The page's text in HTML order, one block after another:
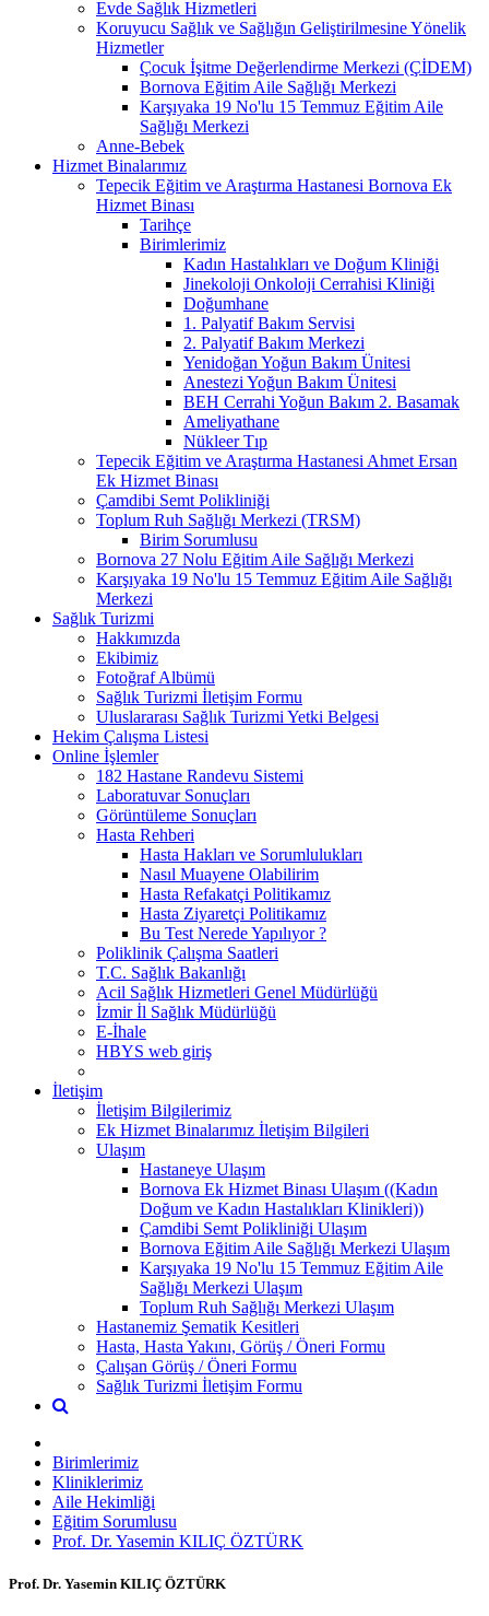
Evde Sağlık Hizmetleri
Koruyucu Sağlık ve Sağlığın Geliştirilmesine Yönelik
Hizmetler
Çocuk İşitme Değerlendirme Merkezi (ÇİDEM)
Bornova Eğitim Aile Sağlığı Merkezi
Karşıyaka 19 No'lu 15 Temmuz Eğitim Aile
Sağlığı Merkezi
Anne-Bebek
Hizmet Binalarımız
Tepecik Eğitim ve Araştırma Hastanesi Bornova Ek
Hizmet Binası
Tarihçe
Birimlerimiz
Kadın Hastalıkları ve Doğum Kliniği
Jinekoloji Onkoloji Cerrahisi Kliniği
Doğumhane
1. Palyatif Bakım Servisi
2. Palyatif Bakım Merkezi
Yenidoğan Yoğun Bakım Ünitesi
Anestezi Yoğun Bakım Ünitesi
BEH Cerrahi Yoğun Bakım 2. Basamak
Ameliyathane
Nükleer Tıp
Tepecik Eğitim ve Araştırma Hastanesi Ahmet Ersan
Ek Hizmet Binası
Çamdibi Semt Polikliniği
Toplum Ruh Sağlığı Merkezi (TRSM)
Birim Sorumlusu
Bornova 27 Nolu Eğitim Aile Sağlığı Merkezi
Karşıyaka 19 No'lu 15 Temmuz Eğitim Aile Sağlığı
Merkezi
Sağlık Turizmi
Hakkımızda
Ekibimiz
Fotoğraf Albümü
Sağlık Turizmi İletişim Formu
Uluslararası Sağlık Turizmi Yetki Belgesi
Hekim Çalışma Listesi
Online İşlemler
182 Hastane Randevu Sistemi
Laboratuvar Sonuçları
Görüntüleme Sonuçları
Hasta Rehberi
Hasta Hakları ve Sorumlulukları
Nasıl Muayene Olabilirim
Hasta Refakatçi Politikamız
Hasta Ziyaretçi Politikamız
Bu Test Nerede Yapılıyor ?
Poliklinik Çalışma Saatleri
T.C. Sağlık Bakanlığı
Acil Sağlık Hizmetleri Genel Müdürlüğü
İzmir İl Sağlık Müdürlüğü
E-İhale
HBYS web giriş
İletişim
İletişim Bilgilerimiz
Ek Hizmet Binalarımız İletişim Bilgileri
Ulaşım
Hastaneye Ulaşım
Bornova Ek Hizmet Binası Ulaşım ((Kadın
Doğum ve Kadın Hastalıkları Klinikleri))
Çamdibi Semt Polikliniği Ulaşım
Bornova Eğitim Aile Sağlığı Merkezi Ulaşım
Karşıyaka 19 No'lu 15 Temmuz Eğitim Aile
Sağlığı Merkezi Ulaşım
Toplum Ruh Sağlığı Merkezi Ulaşım
Hastanemiz Şematik Kesitleri
Hasta, Hasta Yakını, Görüş / Öneri Formu
Çalışan Görüş / Öneri Formu
Sağlık Turizmi İletişim Formu
Birimlerimiz
Kliniklerimiz
Aile Hekimliği
Eğitim Sorumlusu
Prof. Dr. Yasemin KILIÇ ÖZTÜRK
Prof. Dr. Yasemin KILIÇ ÖZTÜRK